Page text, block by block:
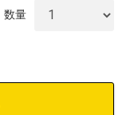
数量